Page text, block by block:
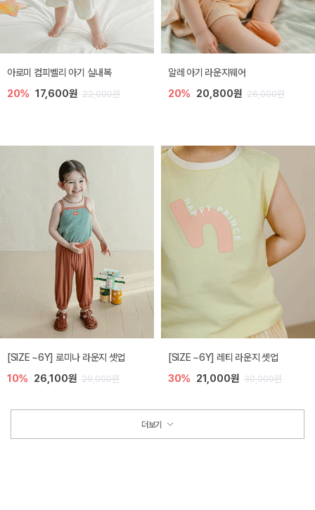
아로미 컴피벨리 아기 실내복
20% 17,600원 22,000원
알레 아기 라운지웨어
20% 20,800원 26,000원
[SIZE ~6Y] 로미나 라운지 셋업
10% 26,100원 29,000원
[SIZE ~6Y] 레티 라운지 셋업
30% 21,000원 30,000원
더보기